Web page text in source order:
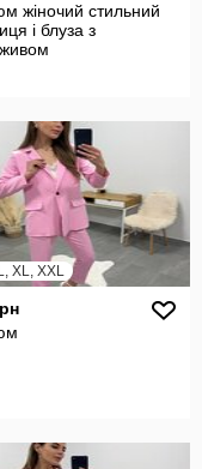
жіночий стильний
і блуза з
XL, XXL